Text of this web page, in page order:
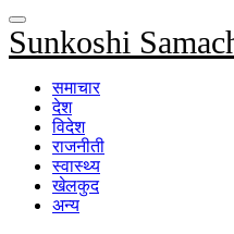
Sunkoshi
समाचार
देश
विदेश
राजनीती
स्वास्थ्य
खेलकुद
अन्य